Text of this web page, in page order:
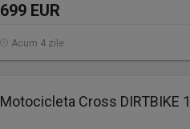
699 EUR
Acum 4 zile
Motocicleta Cross DIRTBIKE